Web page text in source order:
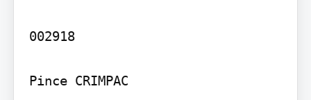
002918
Pince CRIMPAC